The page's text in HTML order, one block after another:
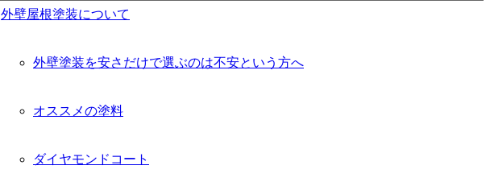
外壁屋根塗装について
外壁塗装を安さだけで選ぶのは不安という方へ
オススメの塗料
ダイヤモンドコート